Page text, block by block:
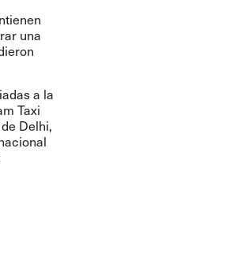
una
a la
Taxi
Delhi,